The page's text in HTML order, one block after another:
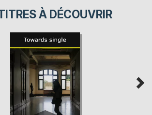
À DÉCOUVRIR